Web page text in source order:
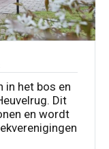
in het bos en
Dit
en wordt